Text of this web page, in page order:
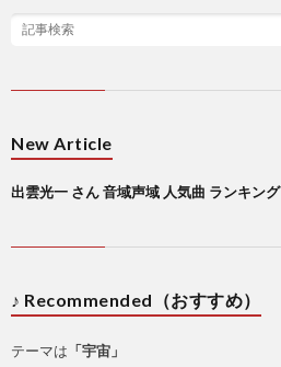
New Article
出雲光一 さん 音域声域 人気曲 ランキング
♪ Recommended（おすすめ）
テーマは 「宇宙」